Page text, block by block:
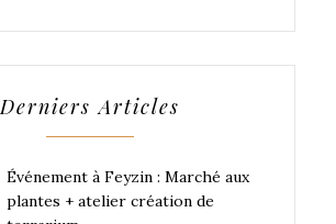
Derniers Articles
Événement à Feyzin : Marché aux
plantes + atelier création de